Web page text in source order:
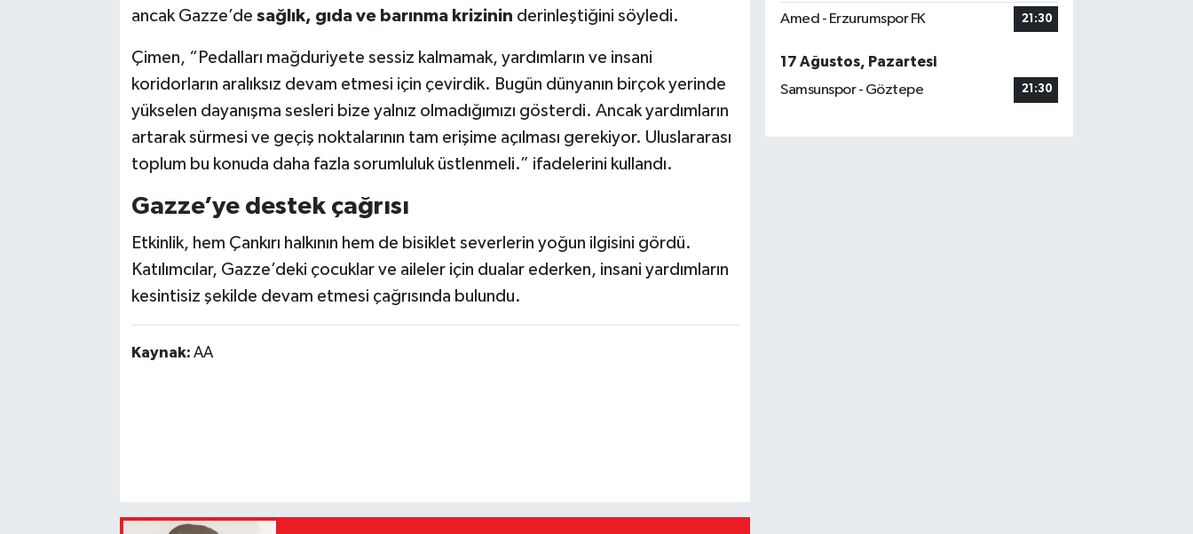
ancak Gazze’de sağlık, gıda ve barınma krizinin derinleştiğini söyledi.
Çimen, “Pedalları mağduriyete sessiz kalmamak, yardımların ve insani
koridorların aralıksız devam etmesi için çevirdik. Bugün dünyanın birçok yerinde
yükselen dayanışma sesleri bize yalnız olmadığımızı gösterdi. Ancak yardımların
artarak sürmesi ve geçiş noktalarının tam erişime açılması gerekiyor. Uluslararası
toplum bu konuda daha fazla sorumluluk üstlenmeli.” ifadelerini kullandı.
Gazze’ye destek çağrısı
Etkinlik, hem Çankırı halkının hem de bisiklet severlerin yoğun ilgisini gördü.
Katılımcılar, Gazze’deki çocuklar ve aileler için dualar ederken, insani yardımların
kesintisiz şekilde devam etmesi çağrısında bulundu.
Kaynak: AA
Amed - Erzurumspor FK 21:30
17 Ağustos, Pazartesi
Samsunspor - Göztepe
21:30